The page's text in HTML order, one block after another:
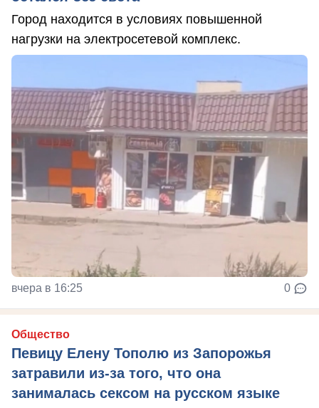
Город находится в условиях повышенной
нагрузки на электросетевой комплекс.
вчера в 16:25 0
Общество
Певицу Елену Тополю из Запорожья
затравили из-за того, что она
занималась сексом на русском языке